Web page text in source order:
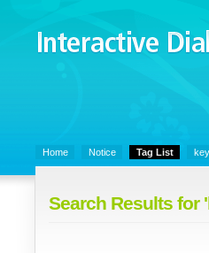
Interactive
PR 2.0
Home Notice Tag List
Search Results for